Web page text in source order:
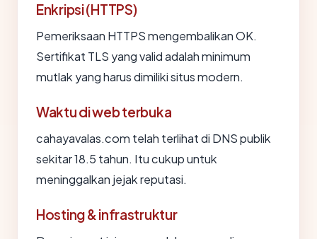
Enkripsi (HTTPS)
Pemeriksaan HTTPS mengembalikan OK.
Sertifikat TLS yang valid adalah minimum
mutlak yang harus dimiliki situs modern.
Waktu di web terbuka
cahayavalas.com telah terlihat di DNS publik
sekitar 18.5 tahun. Itu cukup untuk
meninggalkan jejak reputasi.
Hosting & infrastruktur